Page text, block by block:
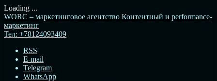
Loading ...
Перейти
к
содержимому
WORC – маркетинговое агентство Контентный и performance-
маркетинг
Тел: +78124093409
RSS
E-mail
Telegram
WhatsApp